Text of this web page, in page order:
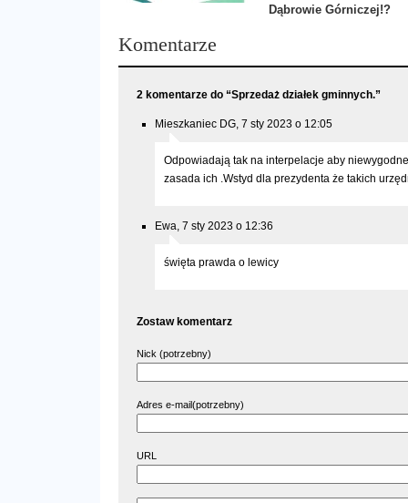
Dąbrowie Górniczej!?
Komentarze
2 komentarze do “Sprzedaż działek gminnych.”
Mieszkaniec DG, 7 sty 2023 o 12:05
Odpowiadają tak na interpelacje aby
zasada ich .Wstyd dla prezydenta że takich
Ewa, 7 sty 2023 o 12:36
święta prawda o lewicy
Zostaw komentarz
Nick (potrzebny)
Adres e-mail(potrzebny)
URL